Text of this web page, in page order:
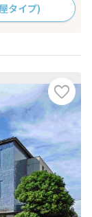
タイプ)